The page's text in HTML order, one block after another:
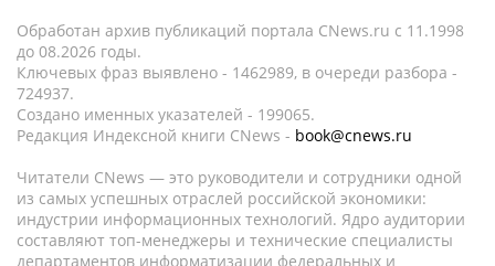
Обработан архив публикаций портала CNews.ru c 11.1998
до 08.2026 годы.
Ключевых фраз выявлено - 1462989, в очереди разбора -
724937.
Создано именных указателей - 199065.
Редакция Индексной книги CNews - book@cnews.ru
Читатели CNews — это руководители и сотрудники одной
из самых успешных отраслей российской экономики:
индустрии информационных технологий. Ядро аудитории
составляют топ-менеджеры и технические специалисты
департаментов информатизации федеральных и